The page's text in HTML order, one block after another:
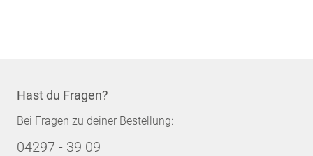
Hast du Fragen?
Bei Fragen zu deiner Bestellung:
04297 - 39 09